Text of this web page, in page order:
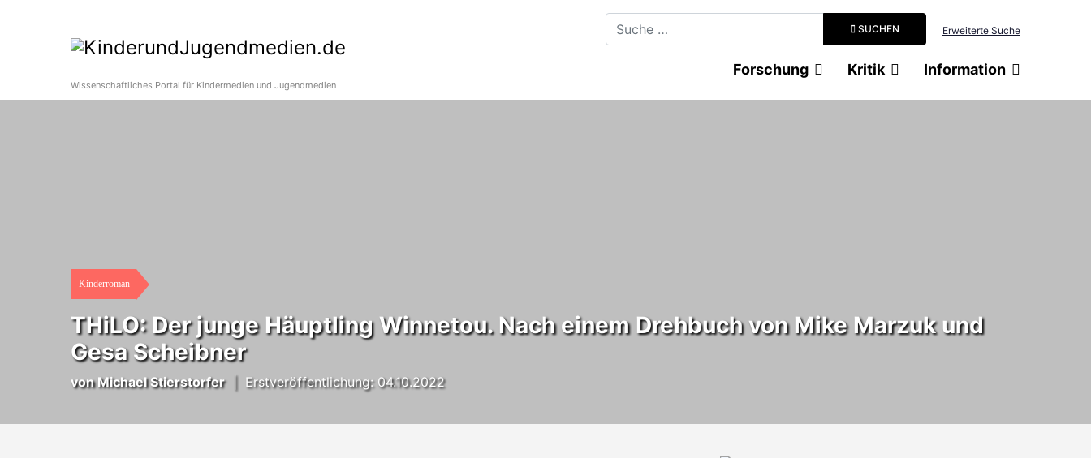
SUCHEN Erweiterte Suche
Wissenschaftliches Portal für Kindermedien und Jugendmedien
Forschung Kritik Information
Kinderroman
THiLO: Der junge Häuptling Winnetou. Nach einem Drehbuch von Mike Marzuk und
Gesa Scheibner
vonMichael Stierstorfer| Erstveröffentlichung: 04.10.2022